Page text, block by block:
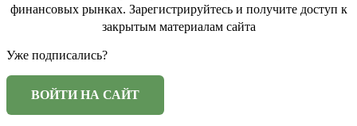
финансовых рынках. Зарегистрируйтесь и получите доступ к
закрытым материалам сайта
Уже подписались?